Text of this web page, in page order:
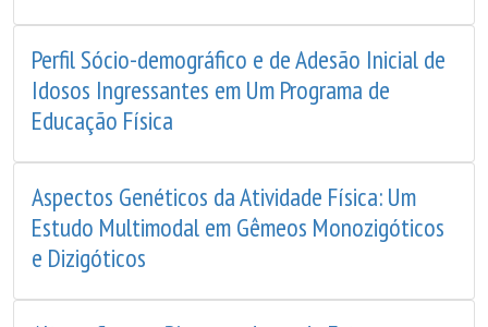
Perfil Sócio-demográfico e de Adesão Inicial de
Idosos Ingressantes em Um Programa de
Educação Física
Aspectos Genéticos da Atividade Física: Um
Estudo Multimodal em Gêmeos Monozigóticos
e Dizigóticos